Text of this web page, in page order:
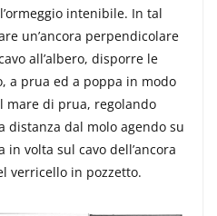
intenibile. In tal
un’ancora perpendicolare
all’albero, disporre le
a prua ed a poppa in modo
mare di prua, regolando
di­stanza dal molo agendo su
in volta sul cavo dell’ancora
verricello in pozzetto.